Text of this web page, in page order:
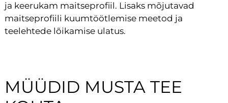
ja keerukam maitseprofiil. Lisaks mõjutavad
maitseprofiili kuumtöötlemise meetod ja
teelehtede lõikamise ulatus.
MÜÜDID MUSTA TEE